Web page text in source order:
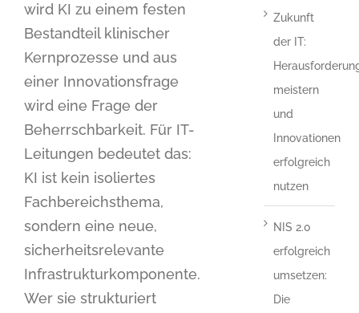
wird KI zu einem festen
Bestandteil klinischer
Kernprozesse und aus
einer Innovationsfrage
wird eine Frage der
Beherrschbarkeit. Für IT-
Leitungen bedeutet das:
KI ist kein isoliertes
Fachbereichsthema,
sondern eine neue,
sicherheitsrelevante
Infrastrukturkomponente.
Wer sie strukturiert
Zukunft
der IT:
meistern
und
Innovationen
erfolgreich
nutzen
NIS 2.0
erfolgreich
umsetzen:
Die